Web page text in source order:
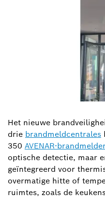
Het nieuwe
drie brandmeldcentrales
350 AVENAR-
optische detectie, maar
geïntegreerd voor
overmatige hitte of
ruimtes, zoals de